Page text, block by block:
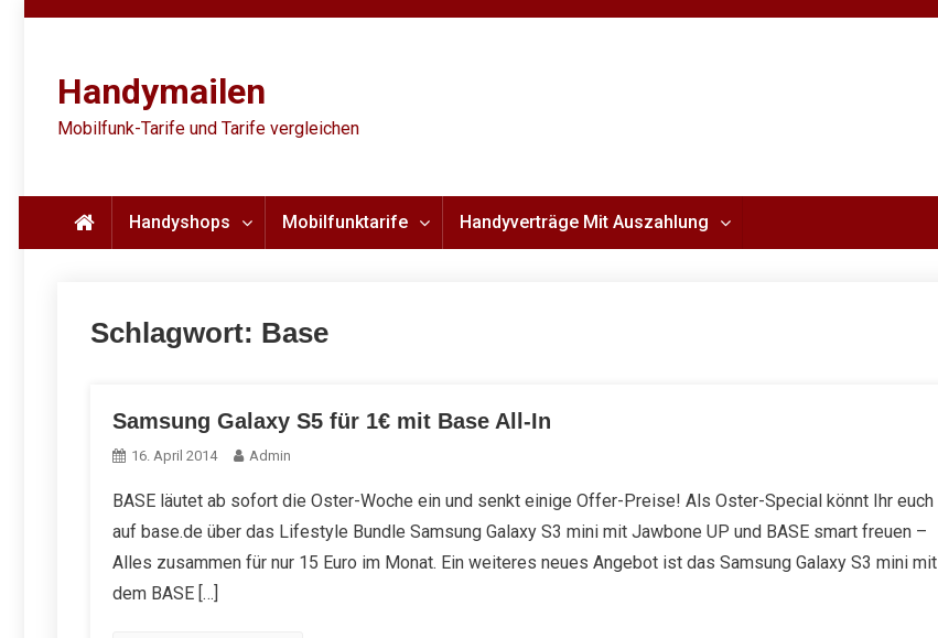
Handymailen
Mobilfunk-Tarife und Tarife vergleichen
Handyshops Mobilfunktarife Handyverträge Mit Auszahlung
Schlagwort: Base
Samsung Galaxy S5 für 1€ mit Base All-In
16. April 2014 Admin
BASE läutet ab sofort die Oster-Woche ein und senkt einige Offer-Preise! Als Oster-Special könnt Ihr euch
auf base.de über das Lifestyle Bundle Samsung Galaxy S3 mini mit Jawbone UP und BASE smart freuen –
Alles zusammen für nur 15 Euro im Monat. Ein weiteres neues Angebot ist das Samsung Galaxy S3 mini mit
dem BASE […]